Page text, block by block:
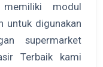
modul
untuk digunakan
supermarket
Terbaik kami